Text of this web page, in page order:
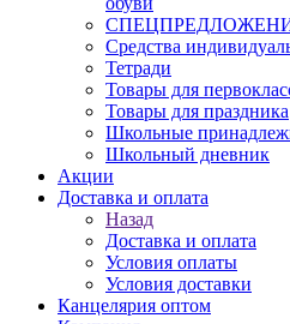
Средства
Тетради
Товары для
Товары для праздника
Школьные
Школьный дневник
Акции
Доставка и оплата
Назад
Доставка и оплата
Условия оплаты
Условия доставки
Канцелярия оптом